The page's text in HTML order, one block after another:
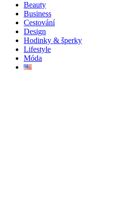
Beauty
Business
Cestování
Design
Hodinky & šperky
Lifestyle
Móda